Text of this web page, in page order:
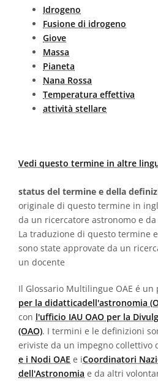
Idrogeno
Fusione di idrogeno
Giove
Massa
Pianeta
Nana Rossa
Temperatura effettiva
attività stellare
Vedi questo termine in altre
status del termine e della
originale di questo termine in
da un ricercatore astronomo e
La traduzione di questo termine
sono state approvate da un
un docente
Il Glossario Multilingue OAE é un
per la didatticadell'astronomia
con l'ufficio IAU OAO per la
(OAO). I termini e le definizioni
eriviste da un impegno collettivo
e i Nodi OAE e iCoordinatori
dell'Astronomia e da altri